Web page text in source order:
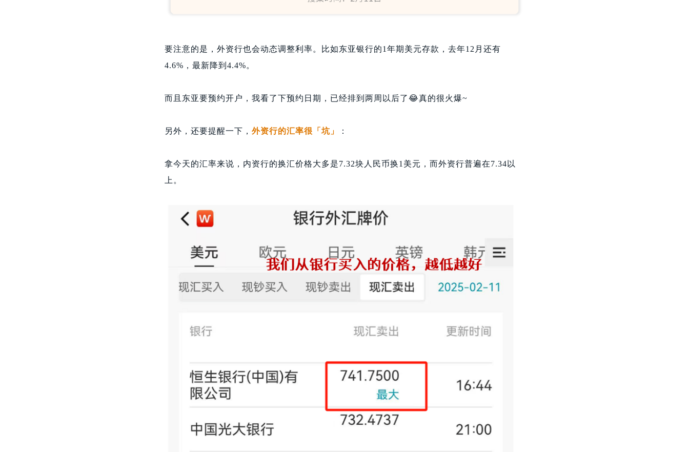
要注意的是，外资行也会动态调整利率。比如东亚银行的1年期美元存款，去年12月还有
4.6%，最新降到4.4%。
而且东亚要预约开户，我看了下预约日期，已经排到两周以后了😂真的很火爆~
另外，还要提醒一下， 外资行的汇率很「坑」 ：
拿今天的汇率来说，内资行的换汇价格大多是7.32块人民币换1美元，而外资行普遍在7.34以
上。